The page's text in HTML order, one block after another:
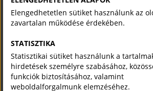
2017.dec.31-ig
SZERV SZAKVÉLEMÉNYÉRE
2018. jan. 1-től
Elengedhetetlen sütiket használunk az
zavartalan működése érdekében.
STATISZTIKA
Statisztikai sütiket használunk a
hirdetések személyre szabásához,
funkciók biztosításához, valamint
weboldalforgalmunk elemzéséhez.